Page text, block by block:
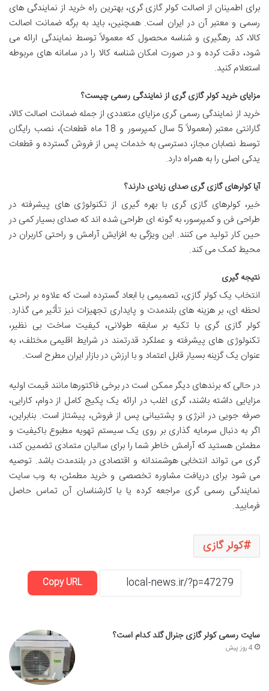
برای اطمینان از اصالت کولر گازی گری، بهترین راه خرید از نمایندگی های
رسمی و معتبر آن در ایران است. همچنین، باید به برگه ضمانت اصالت
کالا، کد رهگیری و شناسه محصول که معمولاً توسط نمایندگی ارائه می
شود، دقت کرده و در صورت امکان شناسه کالا را در سامانه های مربوطه
استعلام کنید.
مزایای خرید کولر گازی گری از نمایندگی رسمی چیست؟
خرید از نمایندگی رسمی گری مزایای متعددی از جمله ضمانت اصالت کالا،
گارانتی معتبر (معمولاً 5 سال کمپرسور و 18 ماه قطعات)، نصب رایگان
توسط نصابان مجاز، دسترسی به خدمات پس از فروش گسترده و قطعات
یدکی اصلی را به همراه دارد.
آیا کولرهای گازی گری صدای زیادی دارند؟
خیر، کولرهای گازی گری با بهره گیری از تکنولوژی های پیشرفته در
طراحی فن و کمپرسور، به گونه ای طراحی شده اند که صدای بسیار کمی در
حین کار تولید می کنند. این ویژگی به افزایش آرامش و راحتی کاربران در
محیط کمک می کند.
نتیجه گیری
انتخاب یک کولر گازی، تصمیمی با ابعاد گسترده است که علاوه بر راحتی
لحظه ای، بر هزینه های بلندمدت و پایداری تجهیزات نیز تأثیر می گذارد.
کولر گازی گری با تکیه بر سابقه طولانی، کیفیت ساخت بی نظیر،
تکنولوژی های پیشرفته و عملکرد قدرتمند در شرایط اقلیمی مختلف، به
عنوان یک گزینه بسیار قابل اعتماد و با ارزش در بازار ایران مطرح است.
در حالی که برندهای دیگر ممکن است در برخی فاکتورها مانند قیمت اولیه
مزایایی داشته باشند، گری اغلب در ارائه یک پکیج کامل از دوام، کارایی،
صرفه جویی در انرژی و پشتیبانی پس از فروش، پیشتاز است. بنابراین،
اگر به دنبال سرمایه گذاری بر روی یک سیستم تهویه مطبوع باکیفیت و
مطمئن هستید که آرامش خاطر شما را برای سالیان متمادی تضمین کند،
گری می تواند انتخابی هوشمندانه و اقتصادی در بلندمدت باشد. توصیه
می شود برای دریافت مشاوره تخصصی و خرید مطمئن، به وب سایت
نمایندگی رسمی گری مراجعه کرده یا با کارشناسان آن تماس حاصل
فرمایید.
کولر گازی
Copy URL
سایت رسمی کولر گازی جنرال گلد کدام است؟
4 روز پیش